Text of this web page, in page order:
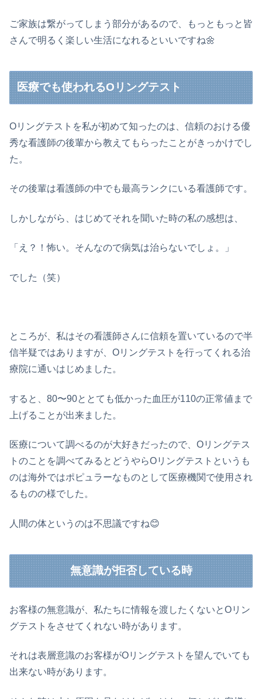
ご家族は繋がってしまう部分があるので、もっともっと皆
さんで明るく楽しい生活になれるといいですね🌼
医療でも使われるOリングテスト
Oリングテストを私が初めて知ったのは、信頼のおける優
秀な看護師の後輩から教えてもらったことがきっかけでし
た。
その後輩は看護師の中でも最高ランクにいる看護師です。
しかしながら、はじめてそれを聞いた時の私の感想は、
「え？！怖い。そんなので病気は治らないでしょ。」
でした（笑）
ところが、私はその看護師さんに信頼を置いているので半
信半疑ではありますが、Oリングテストを行ってくれる治
療院に通いはじめました。
すると、80〜90ととても低かった血圧が110の正常値まで
上げることが出来ました。
医療について調べるのが大好きだったので、Oリングテス
トのことを調べてみるとどうやらOリングテストというも
のは海外ではポピュラーなものとして医療機関で使用され
るものの様でした。
人間の体というのは不思議ですね😊
無意識が拒否している時
お客様の無意識が、私たちに情報を渡したくないとOリン
グテストをさせてくれない時があります。
それは表層意識のお客様がOリングテストを望んでいても
出来ない時があります。